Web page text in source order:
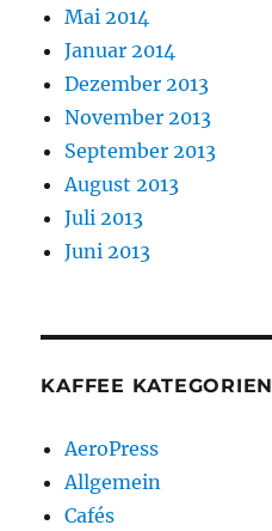
Mai 2014
Januar 2014
Dezember 2013
November 2013
September 2013
August 2013
Juli 2013
Juni 2013
KAFFEE KATEGORIEN
AeroPress
Allgemein
Cafés